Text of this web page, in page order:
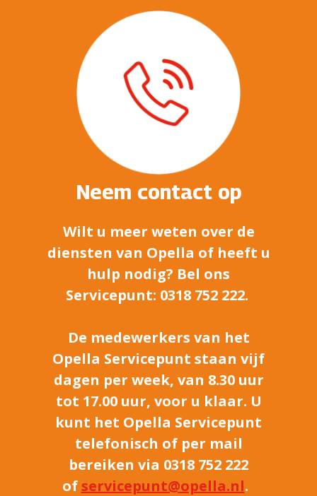
Neem contact op
Wilt u meer weten over de
diensten van Opella of heeft u
hulp nodig? Bel ons
Servicepunt: 0318 752 222.
De medewerkers van het
Opella Servicepunt staan vijf
dagen per week, van 8.30 uur
tot 17.00 uur, voor u klaar. U
kunt het Opella Servicepunt
telefonisch of per mail
bereiken via 0318 752 222
ofservicepunt@opella.nl.